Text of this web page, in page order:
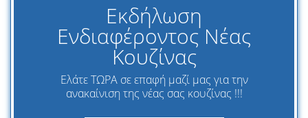
Εκδήλωση
Ενδιαφέροντος Νέας
Κουζίνας
Ελάτε ΤΩΡΑ σε επαφή μαζί μας για την
ανακαίνιση της νέας σας κουζίνας !!!